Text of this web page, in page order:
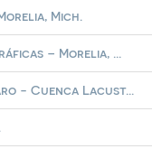
Mich.
– Morelia, ...
- Cuenca Lacust...